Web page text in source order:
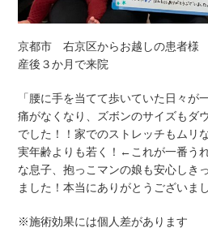
京都市 右京区からお越しの患者様
産後３か月で来院
「腰に手を当てて歩いていた日々が
痛がなくなり、ズボンのサイズもダ
でした！！家でのストレッチもムリ
実年齢よりも若く！←これが一番う
な息子、抱っこマンの娘も安心しき
ました！本当にありがとうございま
※施術効果には個人差があります